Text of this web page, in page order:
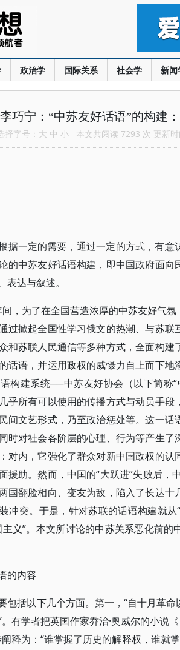
政治学 国际关系 社会学 新闻
李巧宁：“中苏友好话语”的构建
择字号： 大 中 小 本文共阅读 7293 次 更新
据一定的需要，通过一定的方式，有
的中苏友好话语构建，即中国政府面
达与叙述。
，为了在全国营造浓厚的中苏友好气
过掀起全国性学习俄文的热潮、与苏
和苏联人民通信等多种方式，全面构建
话语，并运用政权的威慑力自上而下
构建系统──中苏友好协会（以下简称
乎所有可以使用的传播方式与动员手段
间文艺形式，乃至政治惩处等。这一
时对社会各阶层的心理、行为等产生
对内，它强化了群众对新中国政权的认
援助。然而，中国的“大跃进”失败后，
国翻脸相向、变友为敌，陷入了长达
冲突。于是，针对苏联的话语构建就从
义”。本文所讨论的中苏关系恶化前
的内容
包括以下几个方面。第一，“自十月革
有学者把英国作家乔治·奥威尔的小说
释为：“谁掌握了历史的解释权，谁就